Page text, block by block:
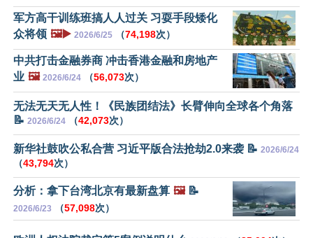
军方高干训练班搞人人过关 习耍手段矮化
众将领 🖼️▶️ 2026/6/25 （74,198次）
中共打击金融券商 冲击香港金融和房地产
业 🖼️ 2026/6/24 （56,073次）
无法无天无人性！《民族团结法》长臂伸向全球各个角落
📝 2026/6/24 （42,073次）
新华社鼓吹公私合营 习近平版合法抢劫2.0来袭 📝 2026/6/24
（43,794次）
分析：拿下台湾北京有最新盘算 🖼️📝
2026/6/23 （57,098次）